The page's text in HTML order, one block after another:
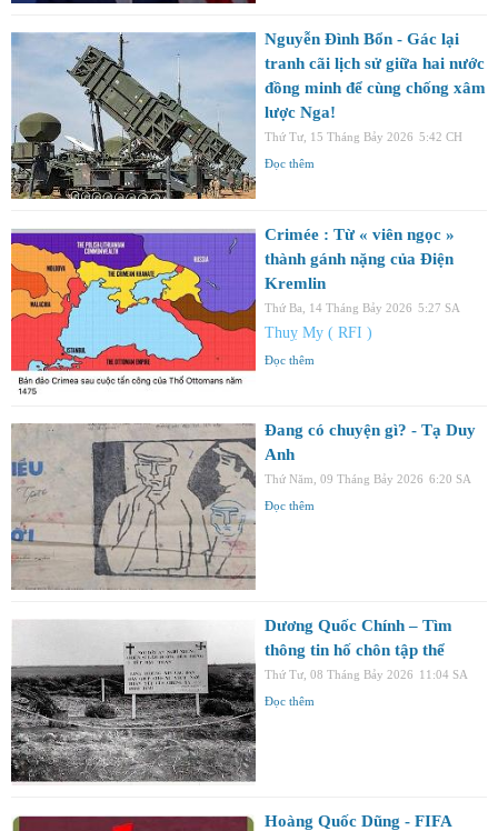
Nguyễn Đình Bổn - Gác lại
tranh cãi lịch sử giữa hai nước
đồng minh để cùng chống xâm
lược Nga!
Thứ Tư, 15 Tháng Bảy 2026 5:42 CH
Đọc thêm
Crimée : Từ « viên ngọc »
thành gánh nặng của Điện
Kremlin
Thứ Ba, 14 Tháng Bảy 2026 5:27 SA
Thuỵ My ( RFI )
Đọc thêm
Đang có chuyện gì? - Tạ Duy
Anh
Thứ Năm, 09 Tháng Bảy 2026 6:20 SA
Đọc thêm
Dương Quốc Chính – Tìm
thông tin hố chôn tập thể
Thứ Tư, 08 Tháng Bảy 2026 11:04 SA
Đọc thêm
Hoàng Quốc Dũng - FIFA